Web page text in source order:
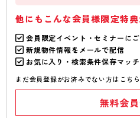
他にもこんな会員様限定特典
会員限定イベント・セミナーに
新規物件情報をメールで配信
お気に入り・検索条件保存マッ
まだ会員登録がお済みでない方はこち
無料会